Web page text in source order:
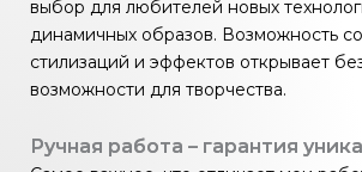
выбор для любителей новых
динамичных образов. Возможность
стилизаций и эффектов открывает
возможности для творчества.
Ручная работа – гарантия